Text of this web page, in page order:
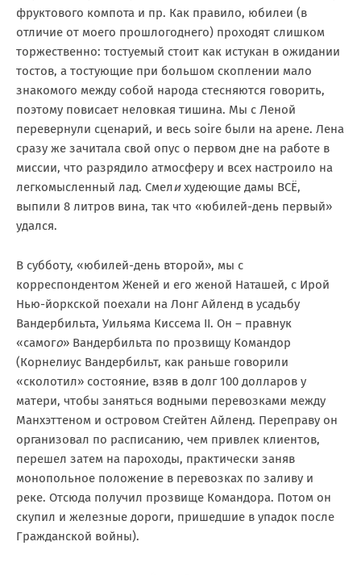
фруктового компота и пр. Как правило, юбилеи (в
отличие от моего прошлогоднего) проходят слишком
торжественно: тостуемый стоит как истукан в ожидании
тостов, а тостующие при большом скоплении мало
знакомого между собой народа стесняются говорить,
поэтому повисает неловкая тишина. Мы с Леной
перевернули сценарий, и весь soire были на арене. Лена
сразу же зачитала свой опус о первом дне на работе в
миссии, что разрядило атмосферу и всех настроило на
легкомысленный лад. Смелихудеющие дамы ВСЁ,
выпили 8 литров вина, так что «юбилей-день первый»
удался.
В субботу, «юбилей-день второй», мы с
корреспондентом Женей и его женой Наташей, с Ирой
Нью-йоркской поехали на Лонг Айленд в усадьбу
Вандербильта, Уильяма Киссема II. Он – правнук
«самого» Вандербильта по прозвищу Командор
(Корнелиус Вандербильт, как раньше говорили
«сколотил» состояние, взяв в долг 100 долларов у
матери, чтобы заняться водными перевозками между
Манхэттеном и островом Стейтен Айленд. Переправу он
организовал по расписанию, чем привлек клиентов,
перешел затем на пароходы, практически заняв
монопольное положение в перевозках по заливу и
реке. Отсюда получил прозвище Командора. Потом он
скупил и железные дороги, пришедшие в упадок после
Гражданской войны).